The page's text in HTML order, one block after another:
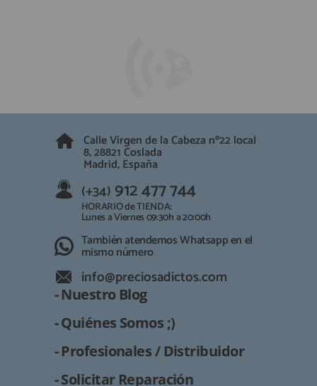
Calle Virgen de la Cabeza nº22 local
8, 28821 Coslada
Madrid, España
(+34) 912 477 744
HORARIO de TIENDA:
Lunes a Viernes 09:30h a 20:00h
También atendemos Whatsapp en el
mismo número
info@preciosadictos.com
- Nuestro Blog
- Quiénes Somos ;)
- Profesionales / Distribuidor
- Solicitar Reparación